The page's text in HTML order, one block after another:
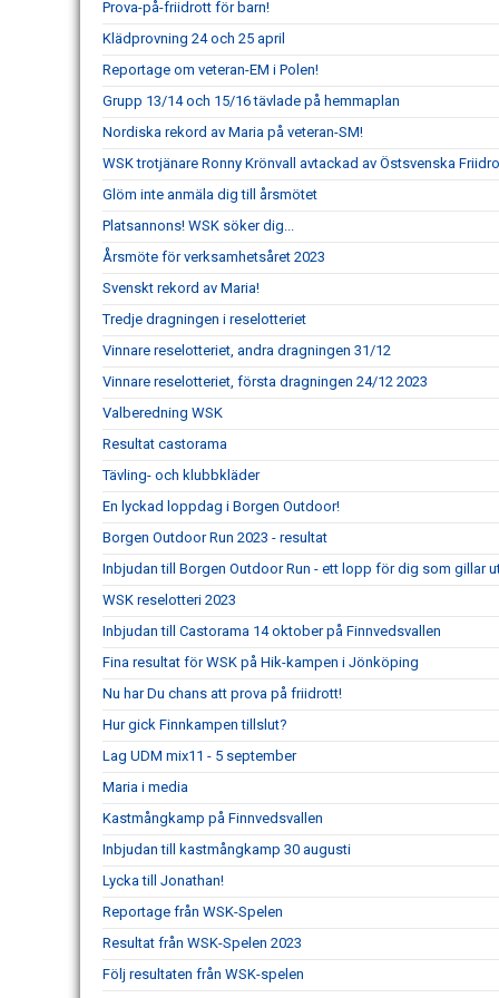
Prova-på-friidrott för barn!
Klädprovning 24 och 25 april
Reportage om veteran-EM i Polen!
Grupp 13/14 och 15/16 tävlade på hemmaplan
Nordiska rekord av Maria på veteran-SM!
WSK trotjänare Ronny Krönvall avtackad av Östsvenska
Glöm inte anmäla dig till årsmötet
Platsannons! WSK söker dig...
Årsmöte för verksamhetsåret 2023
Svenskt rekord av Maria!
Tredje dragningen i reselotteriet
Vinnare reselotteriet, andra dragningen 31/12
Vinnare reselotteriet, första dragningen 24/12 2023
Valberedning WSK
Resultat castorama
Tävling- och klubbkläder
En lyckad loppdag i Borgen Outdoor!
Borgen Outdoor Run 2023 - resultat
Inbjudan till Borgen Outdoor Run - ett lopp för dig som gillar
WSK reselotteri 2023
Inbjudan till Castorama 14 oktober på Finnvedsvallen
Fina resultat för WSK på Hik-kampen i Jönköping
Nu har Du chans att prova på friidrott!
Hur gick Finnkampen tillslut?
Lag UDM mix11 - 5 september
Maria i media
Kastmångkamp på Finnvedsvallen
Inbjudan till kastmångkamp 30 augusti
Lycka till Jonathan!
Reportage från WSK-Spelen
Resultat från WSK-Spelen 2023
Följ resultaten från WSK-spelen